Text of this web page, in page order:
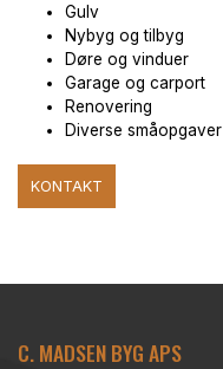
Gulv
Nybyg og tilbyg
Døre og vinduer
Garage og carport
Renovering
Diverse småopgaver
KONTAKT
C. MADSEN BYG APS